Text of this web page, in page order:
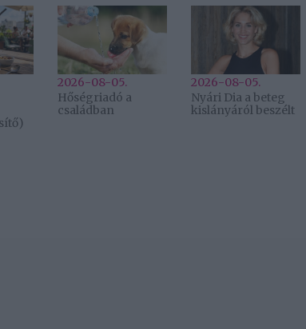
2026-08-05.
Hőségriadó a
családban
2026-08-05.
Nyári Dia a beteg
kislányáról beszélt